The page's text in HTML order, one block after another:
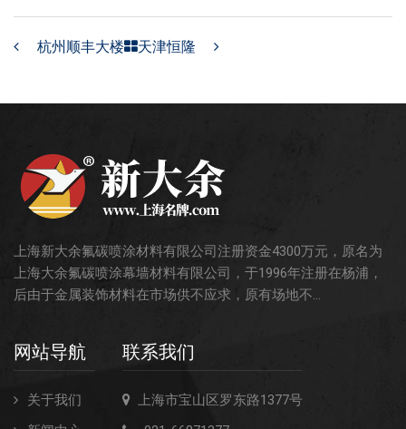
体育会展
交通枢纽
联系我们
联系方式
留言信息
杭州顺丰大楼 天津恒隆
上海新大余氟碳喷涂材料有限公司注册资金4300万元，原名为
上海大余氟碳喷涂幕墙材料有限公司，于1996年注册在杨浦，
后由于金属装饰材料在市场供不应求，原有场地不...
网站导航
关于我们
联系我们
上海市宝山区罗东路1377号